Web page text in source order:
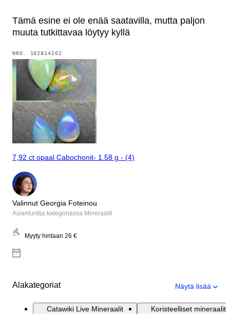
Tämä esine ei ole enää saatavilla, mutta paljon
muuta tutkittavaa löytyy kyllä
NRO. 102814202
7,92 ct opaal Cabochonit- 1.58 g - (4)
Valinnut Georgia Foteinou
Asiantuntija kategoriassa Mineraalit
Myyty hintaan 26 €
Alakategoriat Näytä lisää
Catawiki Live Mineraalit Koristeelliset mineraalit